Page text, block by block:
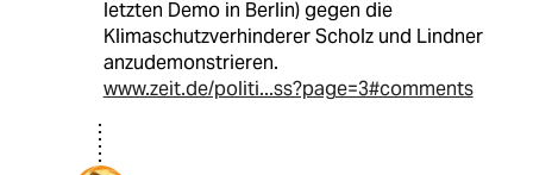
letzten Demo in Berlin) gegen die
Klimaschutzverhinderer Scholz und Lindner
anzudemonstrieren.
www.zeit.de/politi...ss?page=3#comments